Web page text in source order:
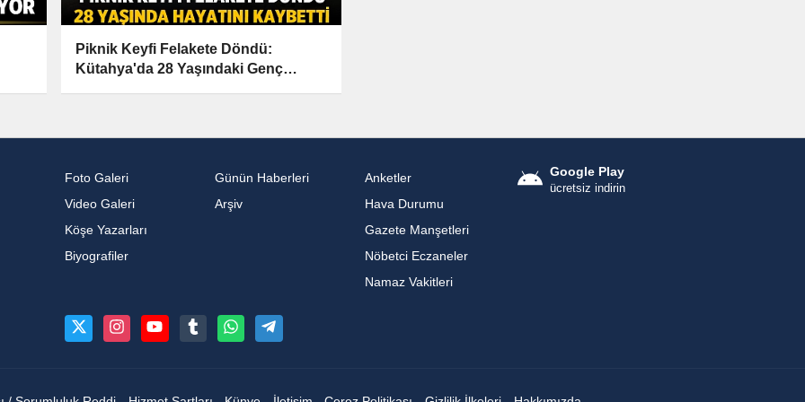
Piknik Keyfi Felakete Döndü:
Kütahya'da 28 Yaşındaki Genç
Foto Galeri
Video Galeri
Köşe Yazarları
Biyografiler
Günün Haberleri
Arşiv
Anketler
Hava Durumu
Gazete Manşetleri
Nöbetci Eczaneler
Namaz Vakitleri
Google Play
ücretsiz indirin